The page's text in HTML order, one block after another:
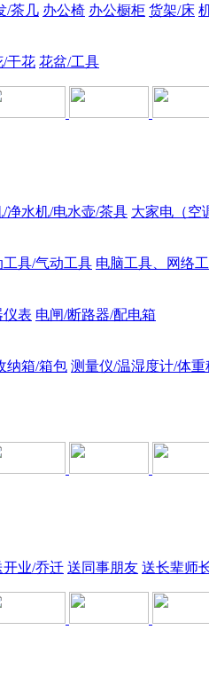
/茶几 办公椅 办公橱柜 货架/床
/干花 花盆/工具
净水机/电水壶/茶具 大家电（空
工具/气动工具 电脑工具、网络
仪表 电闸/断路器/配电箱
纳箱/箱包 测量仪/温湿度计/体重
开业/乔迁 送同事朋友 送长辈师